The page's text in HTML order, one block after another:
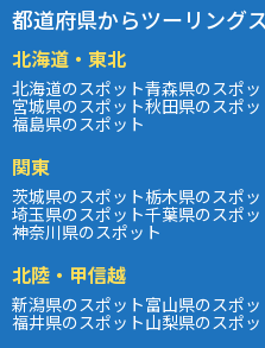
都道府県からツーリング
北海道・東北
北海道のスポット青森県のスポッ
宮城県のスポット秋田県のスポッ
福島県のスポット
関東
茨城県のスポット栃木県のスポッ
埼玉県のスポット千葉県のスポッ
神奈川県のスポット
北陸・甲信越
新潟県のスポット富山県のスポッ
福井県のスポット山梨県のスポッ